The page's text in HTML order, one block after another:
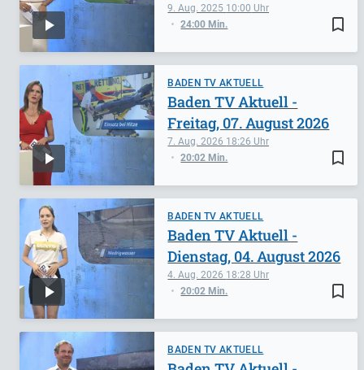
bookmark_border
9. Aug. 2025 10:00
24:00 Min.
BADEN TV AKTUELL
bookmark_border
7. Aug. 2026 18:26
20:02 Min.
Baden TV Aktuell -
Freitag, 07. August 2026
BADEN TV AKTUELL
bookmark_border
4. Aug. 2026 18:28
20:02 Min.
Baden TV Aktuell -
Dienstag, 04. August 2026
BADEN TV AKTUELL